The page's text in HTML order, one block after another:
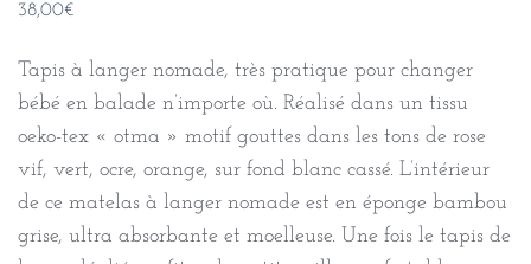
38,00€
Tapis à langer nomade, très pratique pour changer
bébé en balade n’importe où. Réalisé dans un tissu
oeko-tex « otma » motif gouttes dans les tons de rose
vif, vert, ocre, orange, sur fond blanc cassé. L’intérieur
de ce matelas à langer nomade est en éponge bambou
grise, ultra absorbante et moelleuse. Une fois le tapis de